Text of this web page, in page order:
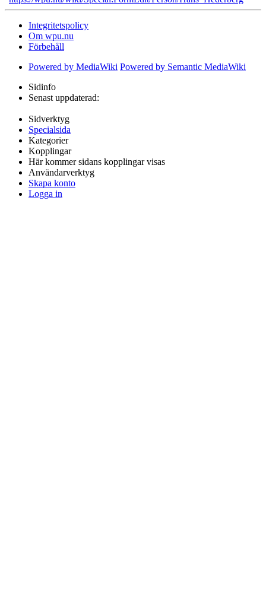
Integritetspolicy
Om wpu.nu
Förbehåll
Powered by MediaWiki Powered by Semantic MediaWiki
Sidinfo
Senast uppdaterad:
Sidverktyg
Specialsida
Kategorier
Kopplingar
Här kommer sidans kopplingar visas
Användarverktyg
Skapa konto
Logga in